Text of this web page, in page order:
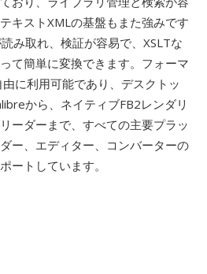
キストXMLの基盤もまた強みです
み取れ、検証が容易で、XSLTな
て簡単に変換できます。フォーマ
由に利用可能であり、デスクトッ
から、ネイティブFB2レンダリ
ーダーまで、すべての主要プラッ
ー、エディター、コンバーターの
ートしています。